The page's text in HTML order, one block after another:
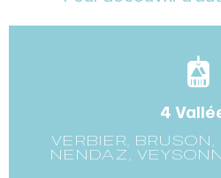
4
VERBIER,
NENDAZ,